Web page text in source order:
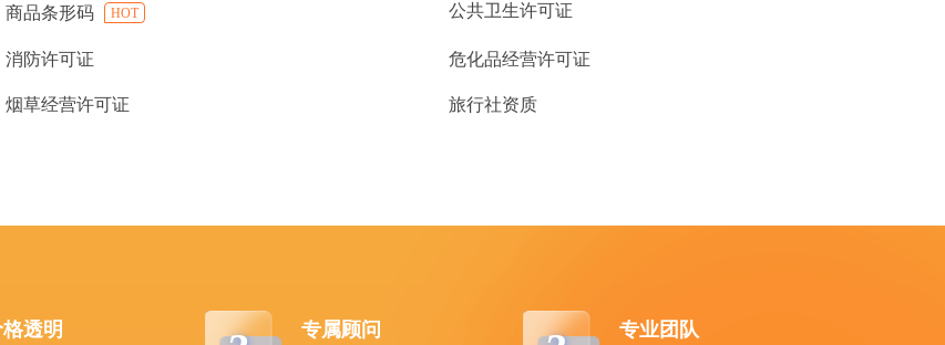
商品条形码 HOT 公共卫生许可证
消防许可证 危化品经营许可证
烟草经营许可证 旅行社资质
透明 专属顾问 专业团队